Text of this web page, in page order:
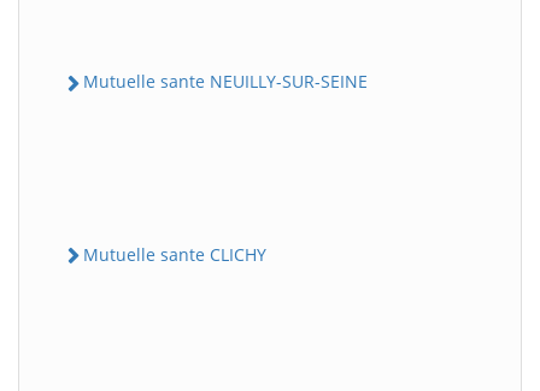
Mutuelle sante NEUILLY-SUR-SEINE
Mutuelle sante CLICHY